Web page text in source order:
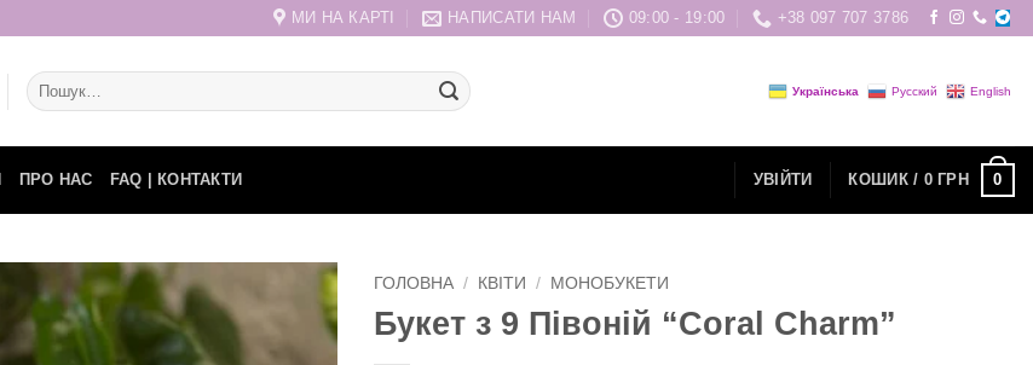
МИ НА КАРТІ НАПИСАТИ НАМ 09:00 - 19:00 +38 097 707 3786
Шукати:
Українська Русский English
ПРО НАС FAQ | КОНТАКТИ УВІЙТИ КОШИК / 0 ГРН 0
ГОЛОВНА / КВІТИ / МОНОБУКЕТИ
Букет з 9 Півоній “Coral Charm”